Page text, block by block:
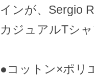
インが、Sergio
カジュアルTシャ
●コットン×ポリ